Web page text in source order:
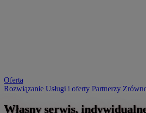
Oferta
Rozwiązanie Usługi i oferty Partnerzy
Własny serwis,